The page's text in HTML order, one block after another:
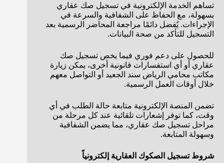
تساهم الخدمة الإلكترونية في تسجيل صك عقاري
بسهولة، مع الحفاظ على الشفافية والسرعة في
الإجراءات. يُفضل دائمًا مراجعة المحاضر الرسمية بعد
التسجيل للتأكد من صحة البيانات.
للحصول على دعم فوري فيما يخص تسجيل صك
عقاري أو أي استفسارات قانونية أخرى، يمكن زيارة
مكاتب محامي الرياض سند الجعيد أو التواصل معهم
خلال أوقات العمل الرسمية.
تضمن المنصة الإلكترونية متابعة حالة الطلب في أي
وقت، كما توفر إشعارات تلقائية عند كل مرحلة من
مراحل تسجيل صك عقاري، مما يضمن الشفافية
وسهولة المتابعة.
شروط تسجيل الصكوك العقارية إلكترونياً